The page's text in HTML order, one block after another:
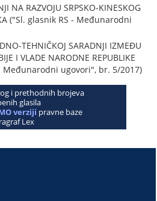
NA RAZVOJU SRPSKO-KINESKOG
("Sl. glasnik RS - Međunarodni
TEHNIČKOJ SARADNJI IZMEĐU
I VLADE NARODNE REPUBLIKE
Međunarodni ugovori", br. 5/2017)
i prethodnih brojeva
glasila
verziji pravne baze
Lex